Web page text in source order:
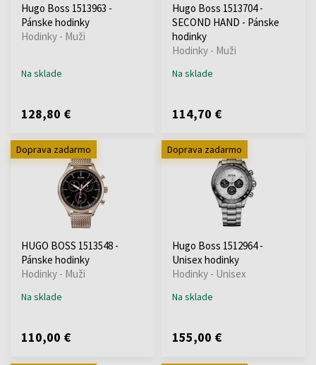
Hugo Boss 1513963 -
Pánske hodinky
Hodinky - Muži
Na sklade
128,80 €
Hugo Boss 1513704 -
SECOND HAND - Pánske
hodinky
Hodinky - Muži
Na sklade
114,70 €
Doprava zadarmo
HUGO BOSS 1513548 -
Pánske hodinky
Hodinky - Muži
Na sklade
110,00 €
Doprava zadarmo
Hugo Boss 1512964 -
Unisex hodinky
Hodinky - Unisex
Na sklade
155,00 €